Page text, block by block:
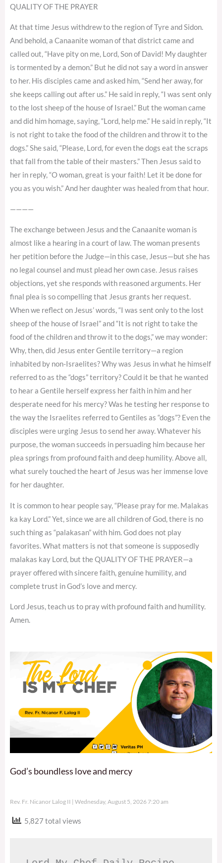
QUALITY OF THE PRAYER
At that time Jesus withdrew to the region of Tyre and Sidon.
And behold, a Canaanite woman of that district came and
called out, “Have pity on me, Lord, Son of David! My daughter
is tormented by a demon.” But he did not say a word in answer
to her. His disciples came and asked him, “Send her away, for
she keeps calling out after us.” He said in reply, “I was sent only
to the lost sheep of the house of Israel.” But the woman came
and did him homage, saying, “Lord, help me.” He said in reply, “It
is not right to take the food of the children and throw it to the
dogs.” She said, “Please, Lord, for even the dogs eat the scraps
that fall from the table of their masters.” Then Jesus said to
her in reply, “O woman, great is your faith! Let it be done for
you as you wish.” And her daughter was healed from that hour.
————
The exchange between Jesus and the Canaanite woman is
almost like a hearing in a court of law. The woman presents
her petition before the Judge—in this case, Jesus—but she has
no legal counsel and must plead her own case. Jesus raises
objections, yet she responds with reasoned arguments. Her
final plea is so compelling that Jesus grants her request.
When we reflect on Jesus’ words, “I was sent only to the lost
sheep of the house of Israel” and “It is not right to take the
food of the children and throw it to the dogs,” we may wonder:
Why, then, did Jesus enter Gentile territory—a region
inhabited by non-Israelites? Why was Jesus in what he himself
referred to as the “dogs” territory? Could it be that he wanted
to hear a Gentile herself express her faith in him and her
desperate need for his mercy? Was he testing her response to
the way the Israelites referred to Gentiles as “dogs”? Even the
disciples were urging Jesus to send her away. Whatever his
purpose, the woman succeeds in persuading him because her
plea springs from profound faith and deep humility. Above all,
what surely touched the heart of Jesus was her immense love
for her daughter.
It is common to hear people say, “Please pray for me. Malakas
ka kay Lord.” Yet, since we are all children of God, there is no
such thing as “palakasan” with him. God does not play
favorites. What matters is not that someone is supposedly
malakas kay Lord, but the QUALITY OF THE PRAYER—a
prayer offered with sincere faith, genuine humility, and
complete trust in God’s love and mercy.
Lord Jesus, teach us to pray with profound faith and humility.
Amen.
God’s boundless love and mercy
Rev. Fr. Nicanor Lalog II Wednesday, August 5, 2026 7:20 am
5,827 total views